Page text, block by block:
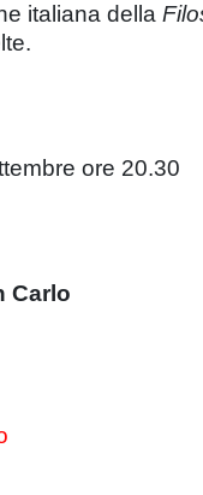
italiana della
ore 20.30
Carlo